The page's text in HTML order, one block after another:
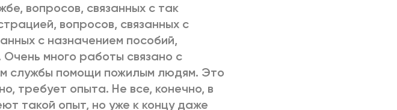
вопросов, связанных с так
вопросов, связанных с
с назначением пособий,
Очень много работы связано с
службы помощи пожилым людям. Это
требует опыта. Не все, конечно, в
такой опыт, но уже к концу даже